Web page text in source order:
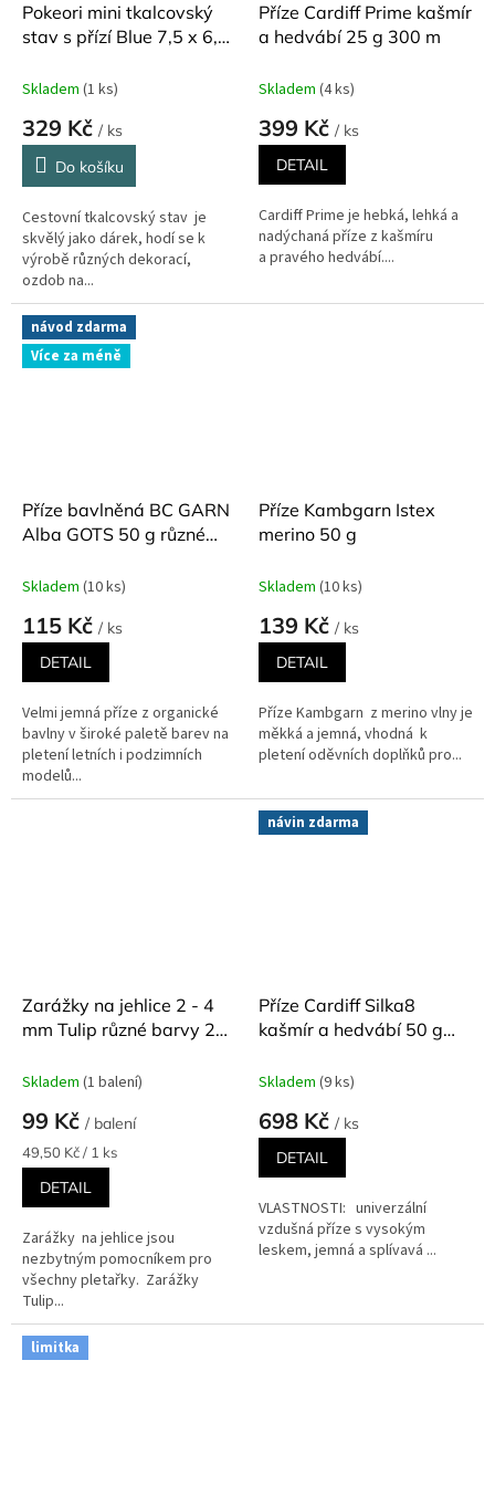
Pokeori mini tkalcovský
stav s přízí Blue 7,5 x 6,5
Skladem (1 ks)
329 Kč / ks
Do košíku
Cestovní tkalcovský stav je
skvělý jako dárek, hodí se k
výrobě různých dekorací,
ozdob na...
Příze Cardiff Prime kašmír
a hedvábí 25 g 300 m
Skladem (4 ks)
399 Kč / ks
DETAIL
Cardiff Prime je hebká, lehká a
nadýchaná příze z kašmíru
a pravého hedvábí....
návod zdarma
Více za méně
Příze bavlněná BC GARN
Alba GOTS 50 g různé
Skladem (10 ks)
115 Kč / ks
DETAIL
Velmi jemná příze z organické
bavlny v široké paletě barev na
pletení letních i podzimních
modelů...
Příze Kambgarn Istex
merino 50 g
Skladem (10 ks)
139 Kč / ks
DETAIL
Příze Kambgarn z merino vlny je
měkká a jemná, vhodná k
pletení oděvních doplňků pro...
Zarážky na jehlice 2 - 4
mm Tulip různé barvy 2
Skladem (1 balení)
99 Kč / balení
Měrná
cena:
49,50 Kč / 1 ks
DETAIL
Zarážky na jehlice jsou
nezbytným pomocníkem pro
všechny pletařky. Zarážky
Tulip...
návin zdarma
Příze Cardiff Silka8
kašmír a hedvábí 50 g
Skladem (9 ks)
698 Kč / ks
DETAIL
VLASTNOSTI: univerzální
vzdušná příze s vysokým
leskem, jemná a splívavá ...
limitka